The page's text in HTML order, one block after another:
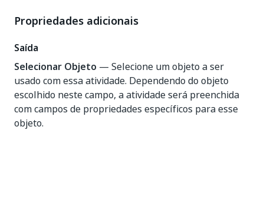
Propriedades adicionais
Saída
Selecionar Objeto — Selecione um objeto a ser
usado com essa atividade. Dependendo do objeto
escolhido neste campo, a atividade será preenchida
com campos de propriedades específicos para esse
objeto.